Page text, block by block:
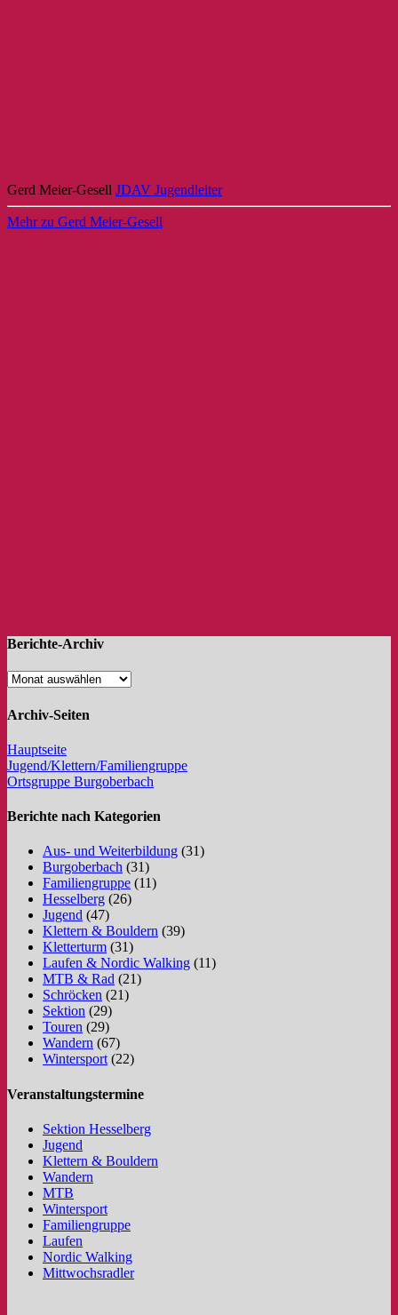
Gerd Meier-Gesell JDAV Jugendleiter
Mehr zu Gerd Meier-Gesell
Berichte-Archiv
Archiv-Seiten
Hauptseite
Jugend/Klettern/Familiengruppe
Ortsgruppe Burgoberbach
Berichte nach Kategorien
Aus- und Weiterbildung (31)
Burgoberbach (31)
Familiengruppe (11)
Hesselberg (26)
Jugend (47)
Klettern & Bouldern (39)
Kletterturm (31)
Laufen & Nordic Walking (11)
MTB & Rad (21)
Schröcken (21)
Sektion (29)
Touren (29)
Wandern (67)
Wintersport(22)
Veranstaltungstermine
Sektion Hesselberg
Jugend
Klettern & Bouldern
Wandern
MTB
Wintersport
Familiengruppe
Laufen
Nordic Walking
Mittwochsradler